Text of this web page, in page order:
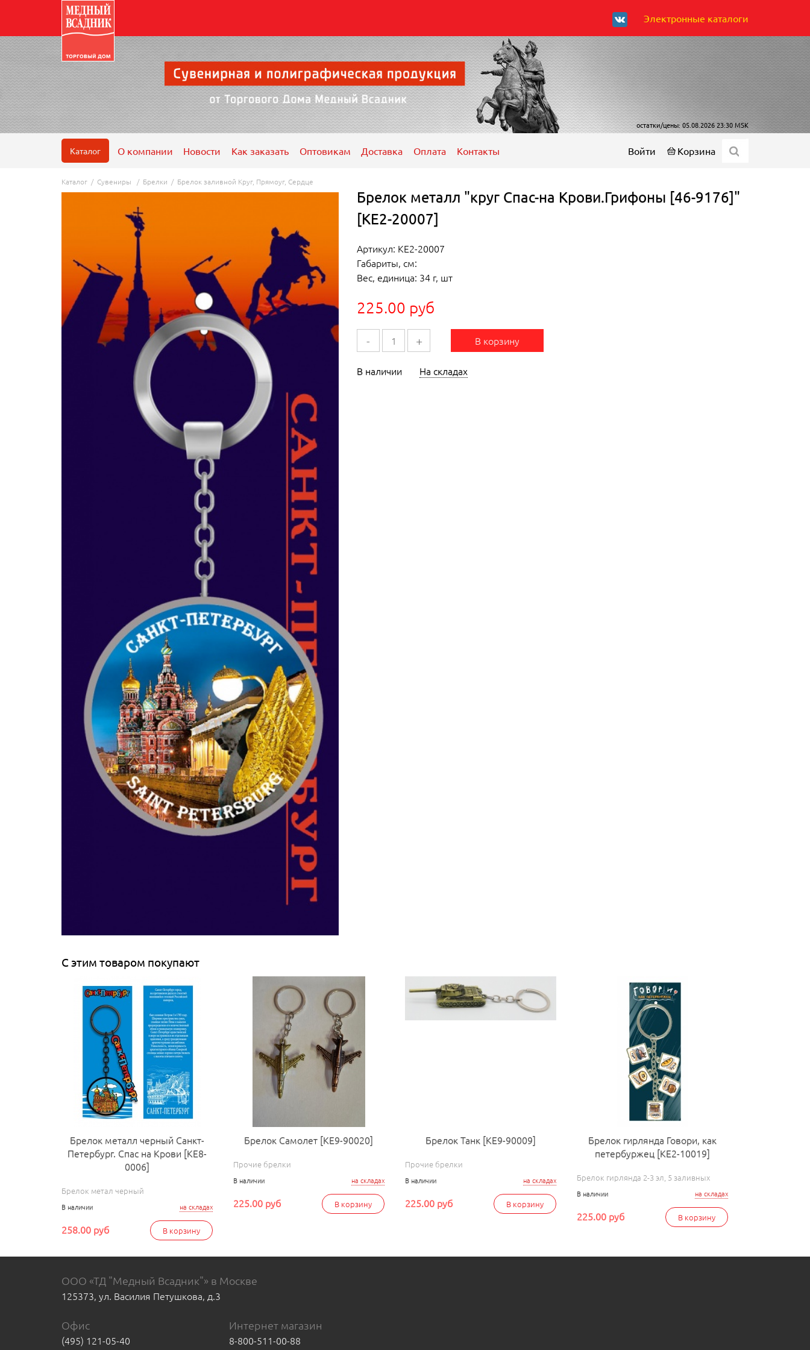
Электронные каталоги
остатки/цены: 05.08.2026 23:30 MSK
Войти Корзина
Каталог О компании Новости Как заказать Оптовикам Доставка Оплата Контакты
Каталог / Сувениры / Брелки / Брелок заливной Круг, Прямоуг, Сердце
Брелок металл "круг Спас-на Крови.Грифоны [46-9176]"
[КЕ2-20007]
Артикул: КЕ2-20007
Габариты, см:
Вес, единица: 34 г, шт
225.00 руб
- + В корзину
В наличии На складах
С этим товаром покупают
Брелок металл черный Санкт-
Петербург. Спас на Крови [КЕ8-
0006]
Брелок метал черный
на складах
В наличии
В корзину
258.00 руб
Брелок Самолет [КЕ9-90020]
Прочие брелки
на складах
В наличии
В корзину
225.00 руб
Брелок Танк [КЕ9-90009]
Прочие брелки
на складах
В наличии
В корзину
225.00 руб
Брелок гирлянда Говори, как
петербуржец [КЕ2-10019]
Брелок гирлянда 2-3 эл, 5 заливных
на складах
В наличии
В корзину
225.00 руб
ООО «ТД "Медный Всадник"» в Москве
125373, ул. Василия Петушкова, д.3
Офис
(495) 121-05-40
Интернет магазин
8-800-511-00-88